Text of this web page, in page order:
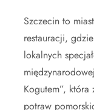
Szczecin to
restauracji,
lokalnych
Kogutem”,
potraw